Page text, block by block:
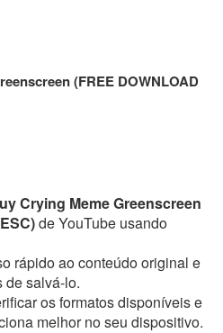
(FREE DOWNLOAD
Crying Meme Greenscreen
de YouTube usando
rápido ao conteúdo original e
de salvá-lo.
os formatos disponíveis e
melhor no seu dispositivo.